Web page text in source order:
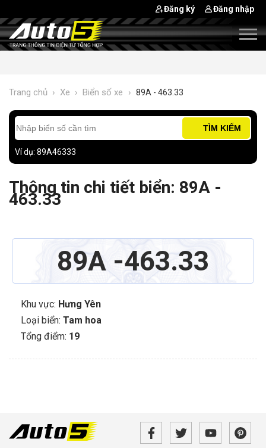
Đăng ký Đăng nhập
Trang chủ › Xe › Biển số xe › 89A - 463.33
TÌM KIẾM
Ví dụ: 89A46333
Thông tin chi tiết biển: 89A -
463.33
89A 463.33
Khu vực: Hưng Yên
Loại biển: Tam hoa
Tổng điểm: 19